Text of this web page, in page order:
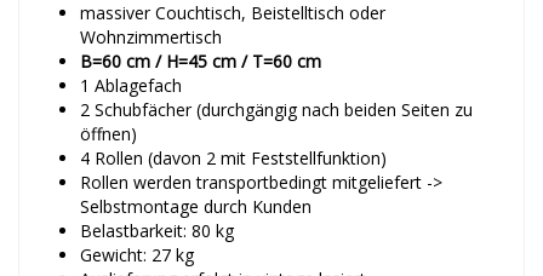
massiver Couchtisch, Beistelltisch oder
Wohnzimmertisch
B=60 cm / H=45 cm / T=60 cm
1 Ablagefach
2 Schubfächer (durchgängig nach beiden Seiten zu
öffnen)
4 Rollen (davon 2 mit Feststellfunktion)
Rollen werden transportbedingt mitgeliefert ->
Selbstmontage durch Kunden
Belastbarkeit: 80 kg
Gewicht: 27 kg